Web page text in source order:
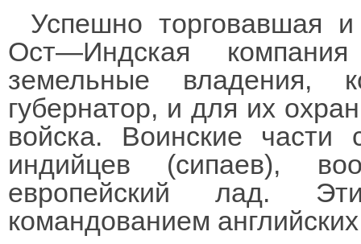
Успешно торговавшая
Ост—Индская
земельные владения,
губернатор, и для их
войска. Воинские
индийцев (сипаев),
европейский лад.
командованием